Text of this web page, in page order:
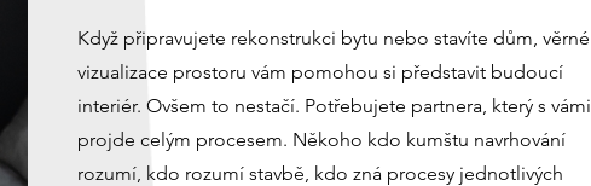
Když připravujete rekonstrukci bytu nebo stavíte dům, věrné
vizualizace prostoru vám pomohou si představit budoucí
interiér. Ovšem to nestačí. Potřebujete partnera, který s vámi
projde celým procesem. Někoho kdo kumštu navrhování
rozumí, kdo rozumí stavbě, kdo zná procesy jednotlivých